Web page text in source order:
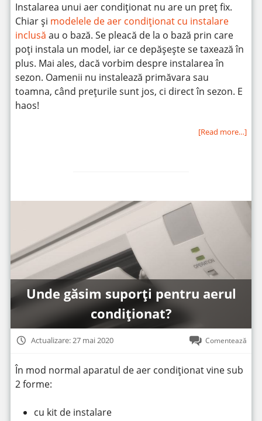
Instalarea unui aer condiționat nu are un preț fix.
Chiar și modelele de aer condiționat cu instalare
inclusă au o bază. Se pleacă de la o bază prin care
poți instala un model, iar ce depășește se taxează în
plus. Mai ales, dacă vorbim despre instalarea în
sezon. Oamenii nu instalează primăvara sau
toamna, când prețurile sunt jos, ci direct în sezon. E
haos!
[Read more…]
Unde găsim suporți pentru aerul
condiționat?
Actualizare: 27 mai 2020 Comentează
În mod normal aparatul de aer condiționat vine sub
2 forme:
cu kit de instalare